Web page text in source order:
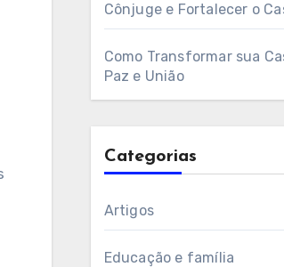
Cônjuge e Fortalecer o
Como Transformar sua
Paz e União
Categorias
Artigos
Educação e família